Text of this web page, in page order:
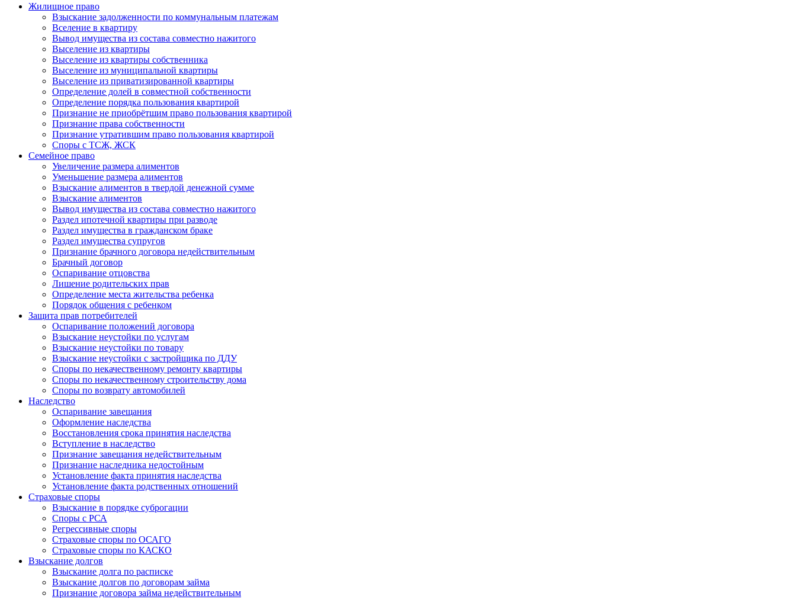
Жилищное право
Взыскание задолженности по коммунальным платежам
Вселение в квартиру
Вывод имущества из состава совместно нажитого
Выселение из квартиры
Выселение из квартиры собственника
Выселение из муниципальной квартиры
Выселение из приватизированной квартиры
Определение долей в совместной собственности
Определение порядка пользования квартирой
Признание не приобрётшим право пользования квартирой
Признание права собственности
Признание утратившим право пользования квартирой
Споры с ТСЖ, ЖСК
Семейное право
Увеличение размера алиментов
Уменьшение размера алиментов
Взыскание алиментов в твердой денежной сумме
Взыскание алиментов
Вывод имущества из состава совместно нажитого
Раздел ипотечной квартиры при разводе
Раздел имущества в гражданском браке
Раздел имущества супругов
Признание брачного договора недействительным
Брачный договор
Оспаривание отцовства
Лишение родительских прав
Определение места жительства ребенка
Порядок общения с ребенком
Защита прав потребителей
Оспаривание положений договора
Взыскание неустойки по услугам
Взыскание неустойки по товару
Взыскание неустойки с застройщика по ДДУ
Споры по некачественному ремонту квартиры
Споры по некачественному строительству дома
Споры по возврату автомобилей
Наследство
Оспаривание завещания
Оформление наследства
Восстановления срока принятия наследства
Вступление в наследство
Признание завещания недействительным
Признание наследника недостойным
Установление факта принятия наследства
Установление факта родственных отношений
Страховые споры
Взыскание в порядке суброгации
Споры с РСА
Регрессивные споры
Страховые споры по ОСАГО
Страховые споры по КАСКО
Взыскание долгов
Взыскание долга по расписке
Взыскание долгов по договорам займа
Признание договора займа недействительным